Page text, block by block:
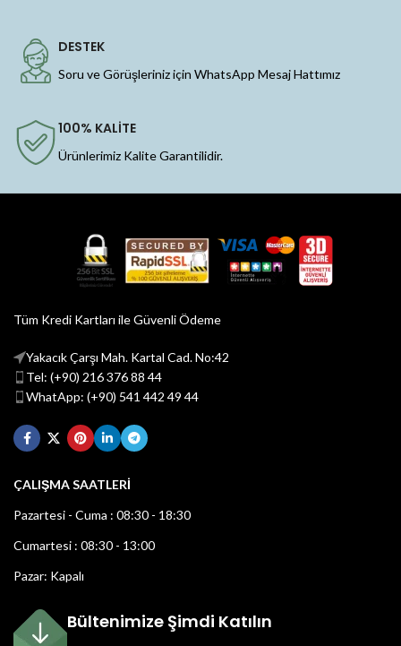
DESTEK
Soru ve Görüşleriniz için WhatsApp Mesaj Hattımız
100% KALİTE
Ürünlerimiz Kalite Garantilidir.
Tüm Kredi Kartları ile Güvenli Ödeme
Yakacık Çarşı Mah. Kartal Cad. No:42
Tel: (+90) 216 376 88 44
WhatApp: (+90) 541 442 49 44
ÇALIŞMA SAATLERİ
Pazartesi - Cuma : 08:30 - 18:30
Cumartesi : 08:30 - 13:00
Pazar: Kapalı
Bültenimize Şimdi Katılın